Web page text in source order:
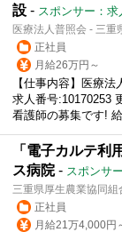
設 - スポンサー：求
医療法人普照会 - 三重
正社員
月給26万円～
【仕事内容】医療
求人番号:10170253
看護師の募集です!
「電子カルテ利
ス病院- スポンサ
三重県厚生農業協同
正社員
月給21万4,000円